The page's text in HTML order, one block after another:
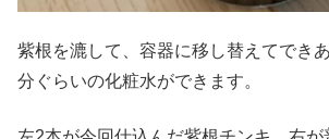
紫根を漉して、容器に移し替えてでき
分ぐらいの化粧水ができます。